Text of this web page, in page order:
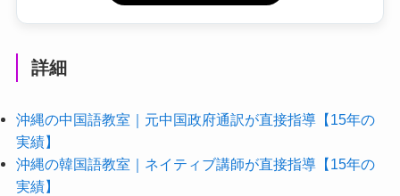
詳細
沖縄の中国語教室｜元中国政府通訳が直接指導【15年の
実績】
沖縄の韓国語教室｜ネイティブ講師が直接指導【15年の
実績】